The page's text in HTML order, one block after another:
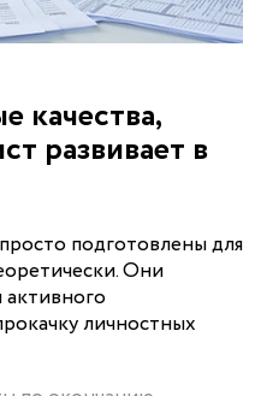
качества,
развивает в
подготовлены для
Они
личностных